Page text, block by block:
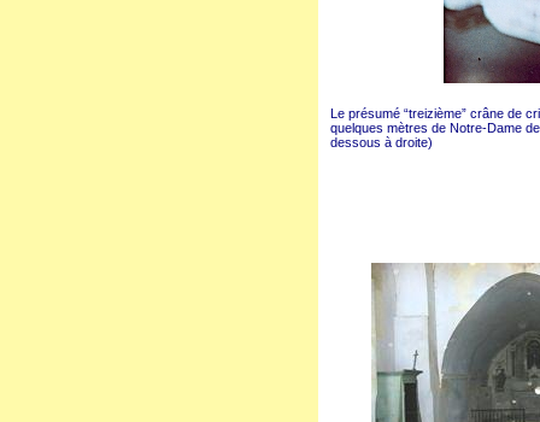
Le présumé “treizième” crâne de
quelques mètres de Notre-Dame
dessous à droite)